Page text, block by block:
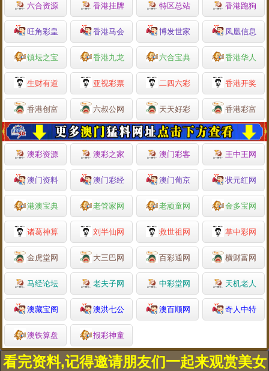
六合资源 香港挂牌 特区总站 香港跑狗
旺角彩皇 香港马会 博发世家 凤凰信息
镇坛之宝 香港九龙 六合宝典 香港华人
生财有道 亚视彩票 二四六彩 香港开奖
香港创富 六叔公网 天天好彩 香港彩富
澳彩资源 澳彩之家 澳门彩客 王中王网
澳门资料 澳门彩经 澳门葡京 状元红网
港澳宝典 老管家网 老顽童网 金多宝网
诸葛神算 刘半仙网 救世祖网 掌中彩网
金虎堂网 大三巴网 百彩通网 横财富网
马经论坛 老夫子网 中彩堂网 天机老人
澳藏宝阁 澳洪七公 澳百顺网 奇人中特
澳铁算盘 报彩神童
看完资料,记得邀请朋友们一起来观赏美女